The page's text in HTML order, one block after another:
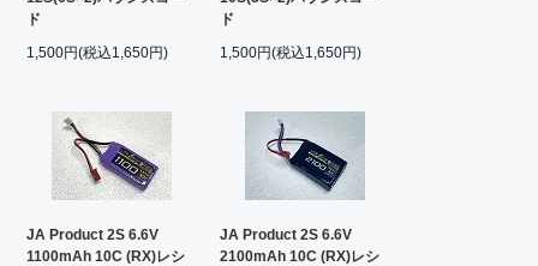
ド
1,500円(税込1,650円)
ド
1,500円(税込1,650円)
JA Product 2S 6.6V
1100mAh 10C (RX)レシ
JA Product 2S 6.6V
2100mAh 10C (RX)レシ